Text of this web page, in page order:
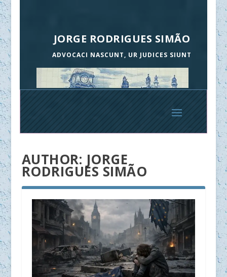
JORGE RODRIGUES SIMÃO
ADVOCACI NASCUNT, UR JUDICES SIUNT
AUTHOR: JORGE
RODRIGUES SIMÃO